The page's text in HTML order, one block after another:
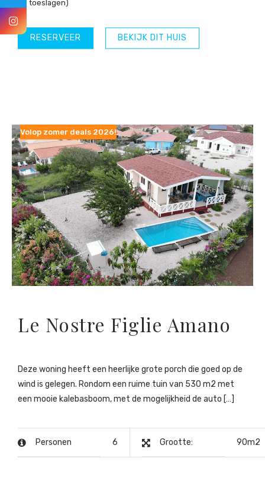
en toeslagen)
BEKIJK DIT HUIS
RESERVEER
Volop zomer deals 2026!
Le Nostre Figlie Amano
Deze woning heeft een heerlijke grote porch die goed op de
wind is gelegen. Rondom een ruime tuin van 530 m2 met
een mooie kalebasboom, met de mogelijkheid de auto […]
Personen 6 Grootte: 90m2